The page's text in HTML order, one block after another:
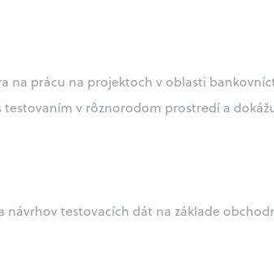
na prácu na projektoch v oblasti
v rôznorodom prostredí a
návrhov testovacích dát na základe